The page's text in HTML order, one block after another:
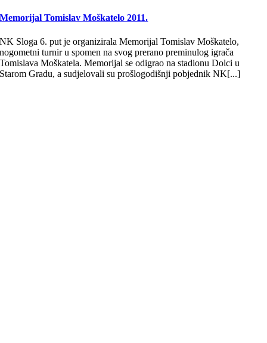
Memorijal Tomislav Moškatelo 2011.
NK Sloga 6. put je organizirala Memorijal Tomislav Moškatelo,
nogometni turnir u spomen na svog prerano preminulog igrača
Tomislava Moškatela. Memorijal se odigrao na stadionu Dolci u
Starom Gradu, a sudjelovali su prošlogodišnji pobjednik NK[...]